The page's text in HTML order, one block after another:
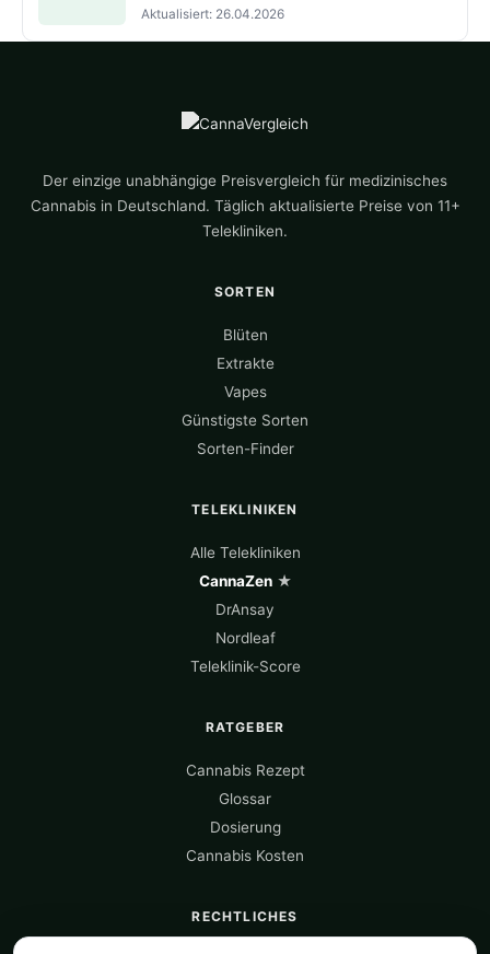
Aktualisiert: 26.04.2026
Der einzige unabhängige Preisvergleich für medizinisches
Cannabis in Deutschland. Täglich aktualisierte Preise von 11+
Telekliniken.
SORTEN
Blüten
Extrakte
Vapes
Günstigste Sorten
Sorten-Finder
TELEKLINIKEN
Alle Telekliniken
CannaZen★
DrAnsay
Nordleaf
Teleklinik-Score
RATGEBER
Cannabis Rezept
Glossar
Dosierung
Cannabis Kosten
RECHTLICHES